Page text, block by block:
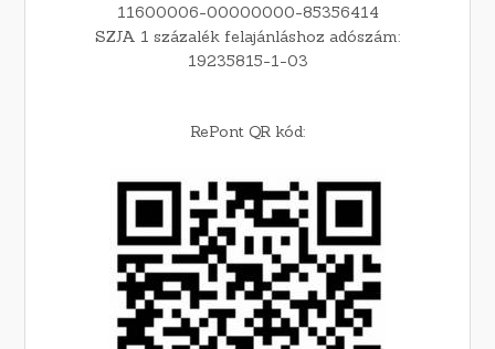
11600006-00000000-85356414
SZJA 1 százalék felajánláshoz adószám:
19235815-1-03
RePont QR kód: